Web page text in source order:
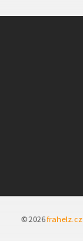
© 2026frahelz.cz